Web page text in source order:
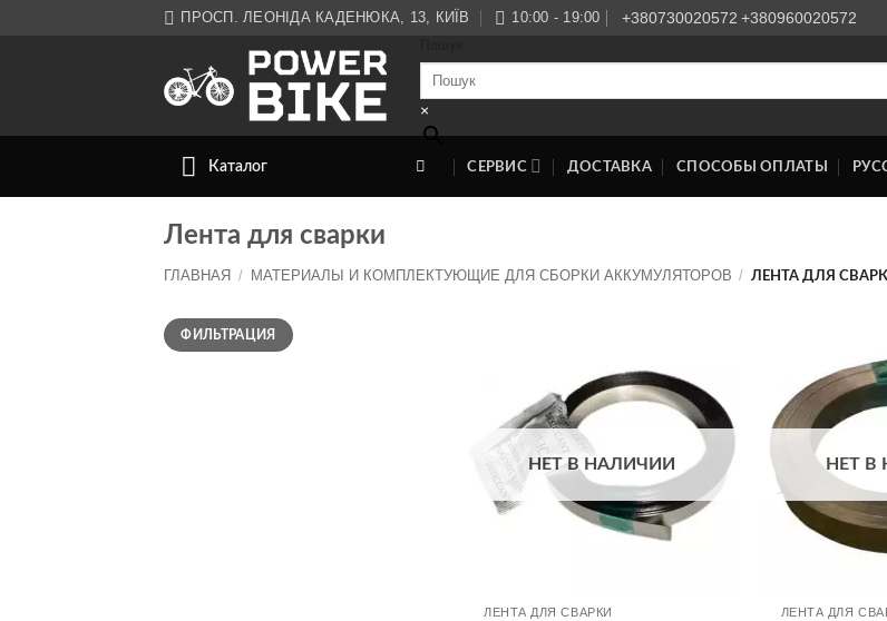
ПРОСП. ЛЕОНІДА КАДЕНЮКА, 13, КИЇВ 10:00 - 19:00 +380730020572 +380960020572
×
Каталог СЕРВИС ДОСТАВКА СПОСОБЫ ОПЛАТЫ
Лента для сварки
ГЛАВНАЯ / МАТЕРИАЛЫ И КОМПЛЕКТУЮЩИЕ ДЛЯ СБОРКИ АККУМУЛЯТОРОВ / ЛЕНТА ДЛЯ
Минимальная
цена
Максимальная
ценаФИЛЬТРАЦИЯ
Додати
до
списку
бажань
НЕТ В НАЛИЧИИ
ЛЕНТА ДЛЯ СВАРКИ
НЕТ В
ЛЕНТА ДЛЯ